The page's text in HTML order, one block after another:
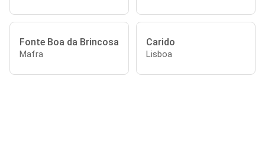
Fonte Boa da Brincosa
Mafra
Carido
Lisboa